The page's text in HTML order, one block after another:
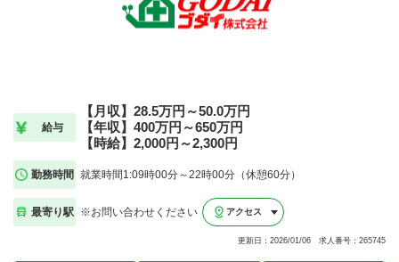
給与
【月収】28.5万円～50.0万円
【年収】400万円～650万円
【時給】2,000円～2,300円
勤務時間 就業時間1:09時00分～22時00分（休憩60分）
最寄り駅 ※お問い合わせください アクセス
更新日：2026/01/06 求人番号：265745